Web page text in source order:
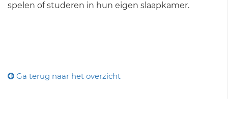
spelen of studeren in hun eigen slaapkamer.
Ga terug naar het overzicht